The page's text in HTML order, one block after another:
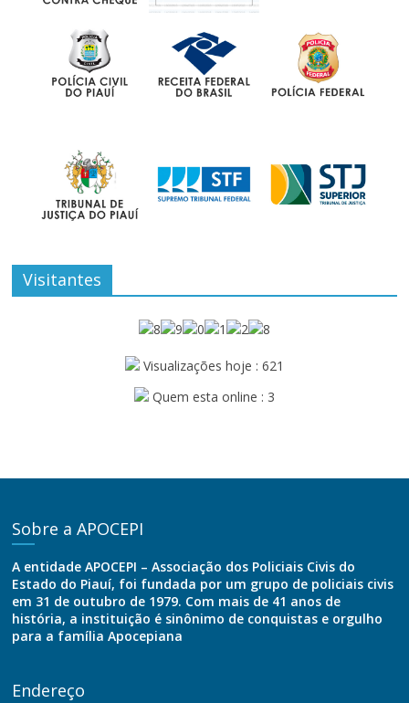
Visitantes
Visualizações hoje : 621
Quem esta online : 3
Sobre a APOCEPI
A entidade APOCEPI – Associação dos Policiais Civis do
Estado do Piauí, foi fundada por um grupo de policiais civis
em 31 de outubro de 1979. Com mais de 41 anos de
história, a instituição é sinônimo de conquistas e orgulho
para a família Apocepiana
Endereço